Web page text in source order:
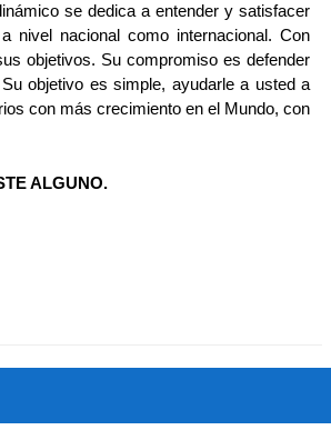
regulaciones convirtiendo su propiedad
y seguro.
cuidadosa.
se dedica a entender y satisfacer
nivel nacional como internacional. Con
objetivos. Su compromiso es defender
objetivo es simple, ayudarle a usted a
con más crecimiento en el Mundo, con
ALGUNO.